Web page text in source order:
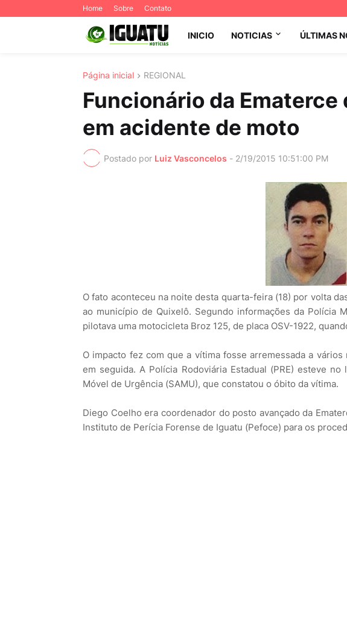
Home Sobre Contato
INICIO NOTICIAS ÚLTIMAS
Página inicial REGIONAL
Funcionário da Ematerce
em acidente de moto
Postado por Luiz Vasconcelos - 2/19/2015 10:51:00 PM
O fato aconteceu na noite desta quarta-feira (18) por volta
ao município de Quixelô. Segundo informações da Polícia
pilotava uma motocicleta Broz 125, de placa OSV-1922,
O impacto fez com que a vítima fosse arremessada a
em seguida. A Polícia Rodoviária Estadual (PRE) esteve
Móvel de Urgência (SAMU), que constatou o óbito da vítima.
Diego Coelho era coordenador do posto avançado da
Instituto de Perícia Forense de Iguatu (Pefoce) para os